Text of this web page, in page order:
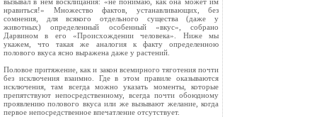
нравиться!» Множество фактов, устанавливающих, без
сомнения, для всякого отдельного существа (даже у
животных) определенный особенный «вкус», собрано
Дарвином в его «Происхождении человека». Ниже мы
укажем, что такая же аналогия к факту определенною
полового вкуса ясно выражена даже у растений.
Половое притяжение, как и закон всемирного тяготения почти
без исключения взаимно. Где в этом правиле оказываются
исключения, там всегда можно указать моменты, которые
препятствуют непосредственному, всегда почти обоюдному
проявлению полового вкуса или же вызывают желание, когда
первое непосредственное впечатление отсутствует.